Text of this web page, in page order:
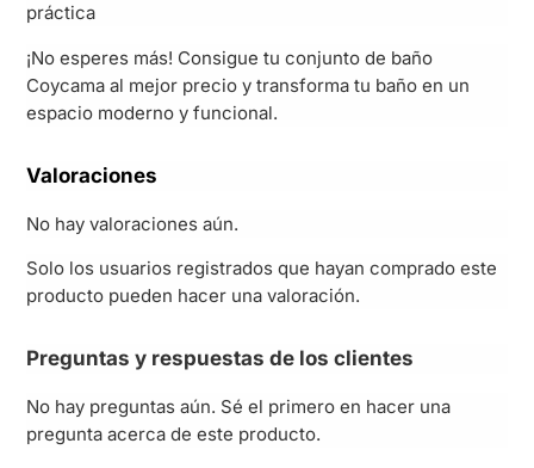
práctica
¡No esperes más! Consigue tu conjunto de baño
Coycama al mejor precio y transforma tu baño en un
espacio moderno y funcional.
Valoraciones
No hay valoraciones aún.
Solo los usuarios registrados que hayan comprado este
producto pueden hacer una valoración.
Preguntas y respuestas de los clientes
No hay preguntas aún. Sé el primero en hacer una
pregunta acerca de este producto.